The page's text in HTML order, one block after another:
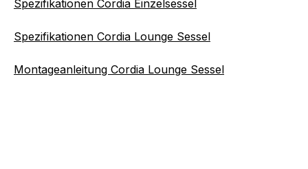
Spezifikationen Cordia Einzelsessel
Spezifikationen Cordia Lounge Sessel
Montageanleitung Cordia Lounge Sessel